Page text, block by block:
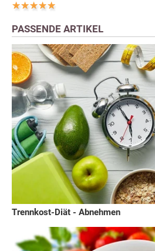
PASSENDE ARTIKEL
Trennkost-Diät - Abnehmen